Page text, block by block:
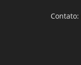
Contato: